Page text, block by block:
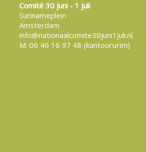
Comité 30 juni - 1 juli
Surinameplein
Amsterdam
info@nationaalcomite30juni1juli.nl
M: 06 46 16 97 48 (kantooruren)